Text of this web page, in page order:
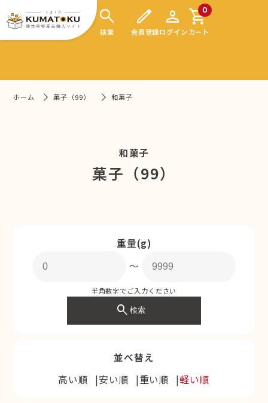
search
検索
edit
会員登録
person
ログイン
0
shopping_cart
カート
ホーム 菓子（99） 和菓子
和菓子
菓子（99）
重量(g)
〜
半角数字でご入力ください
search検索
並べ替え
高い順
安い順 重い順 軽い順